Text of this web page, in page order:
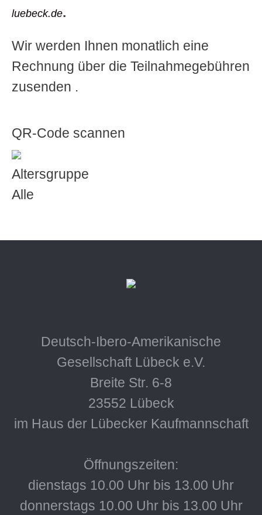
luebeck.de.
Wir werden Ihnen monatlich eine
Rechnung über die Teilnahmegebühren
zusenden .
QR-Code scannen
Altersgruppe
Alle
Deutsch-Ibero-Amerikanische
Gesellschaft Lübeck e.V.
Breite Str. 6-8
23552 Lübeck
im Haus der Lübecker Kaufmannschaft
Öffnungszeiten:
dienstags 10.00 Uhr bis 13.00 Uhr
donnerstags 10.00 Uhr bis 13.00 Uhr